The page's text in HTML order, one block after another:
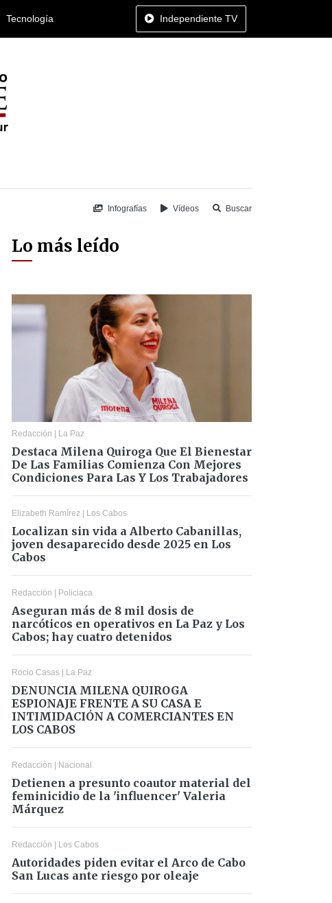
Tecnología Independiente TV
Infografías Vídeos Buscar
Lo más leído
Redacción | La Paz
Destaca Milena Quiroga Que El Bienestar
De Las Familias Comienza Con Mejores
Condiciones Para Las Y Los Trabajadores
Elizabeth Ramírez | Los Cabos
Localizan sin vida a Alberto Cabanillas,
joven desaparecido desde 2025 en Los
Cabos
Redacción | Policiaca
Aseguran más de 8 mil dosis de
narcóticos en operativos en La Paz y Los
Cabos; hay cuatro detenidos
Rocio Casas | La Paz
DENUNCIA MILENA QUIROGA
ESPIONAJE FRENTE A SU CASA E
INTIMIDACIÓN A COMERCIANTES EN
LOS CABOS
Redacción | Nacional
Detienen a presunto coautor material del
feminicidio de la 'influencer' Valeria
Márquez
Redacción | Los Cabos
Autoridades piden evitar el Arco de Cabo
San Lucas ante riesgo por oleaje